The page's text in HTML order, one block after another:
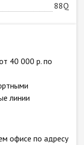
88Q
40 000 р. по
линии
офисе по адресу